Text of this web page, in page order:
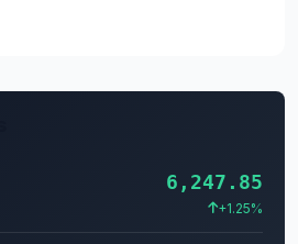
6,247.85
+1.25%